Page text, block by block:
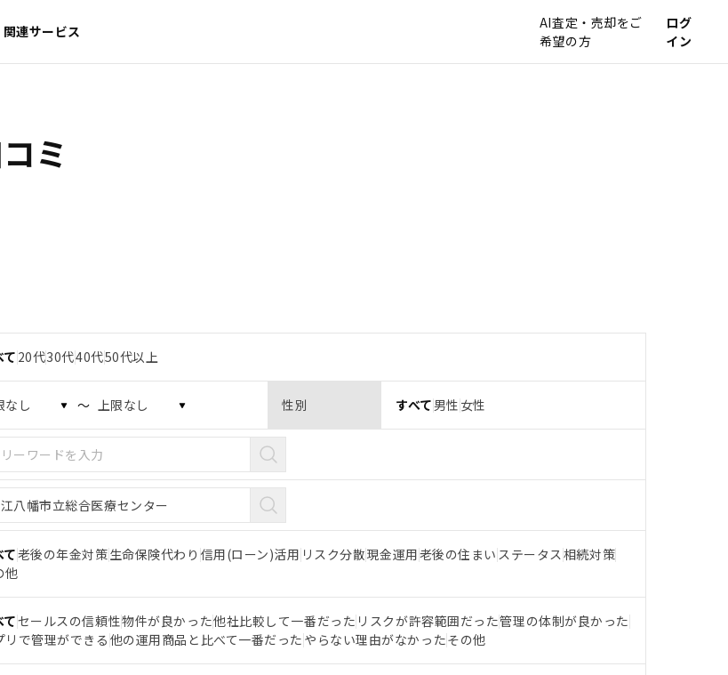
関連サービス
AI査定・売却をご
希望の方
ログ
イン
ミ
て 20代30代40代50代以上
〜 性別 すべて 男性 女性
て老後の年金対策生命保険代わり 信用(ローン)活用 リスク分散現金運用老後の住まい ステータス相続対策
他
てセールスの信頼性物件が良かった他社比較して一番だった リスクが許容範囲だった管理の体制が良かった
リで管理ができる 他の運用商品と比べて一番だった やらない理由がなかったその他